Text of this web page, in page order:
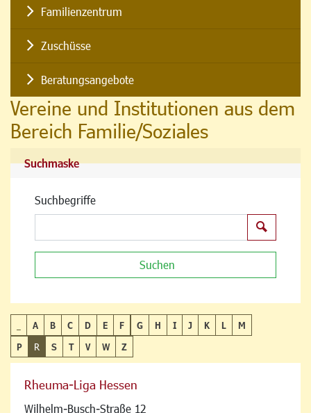
Familienzentrum
Zuschüsse
Beratungsangebote
Vereine und Institutionen aus dem
Bereich Familie/Soziales
Suchmaske
Suchbegriffe
Suchen
A B C D E F G H I J K L
M
P
R S T V W Z
Rheuma-Liga Hessen
Wilhelm-Busch-Straße 12